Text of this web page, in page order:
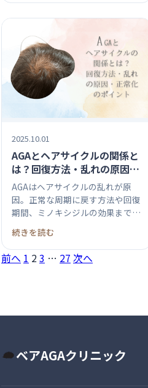
2025.10.01
AGAとヘアサイクルの関係と
は？回復方法・乱れの原因・
正常化のポイント
AGAはヘアサイクルの乱れが原
因。正常な周期に戻す方法や回復
期間、ミノキシジルの効果まで詳
しく解...
続きを読む
投
の
ー
前へ 1 23 … 27 次へ
ベアAGAクリニック